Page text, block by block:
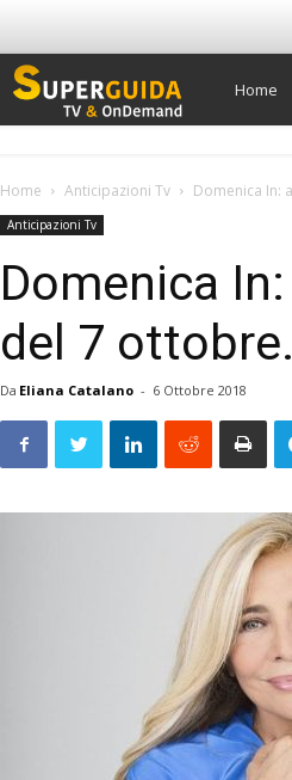
Super
Home
Home Anticipazioni Tv Domenica In:
Anticipazioni Tv
Domenica
del 7
Da Eliana Catalano - 6 Ottobre 2018